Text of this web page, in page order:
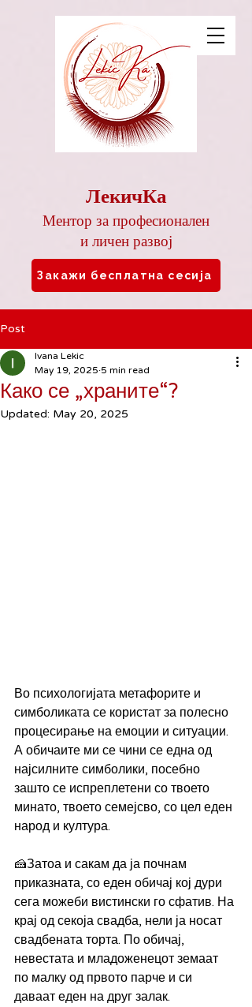
ЛекичКа
Ментор за професионален
и личен развој
Закажи бесплатна сесија
Post
Како се „храните“?
Ivana Lekic
May 19, 2025 5 min read
Updated: May 20, 2025
Во психологијата метафорите и
симболиката се користат за полесно
процесирање на емоции и ситуации.
А обичаите ми се чини се една од
најсилните симболики, посебно
зашто се испреплетени со твоето
минато, твоето семејсво, со цел еден
народ и култура.
🍰Затоа и сакам да ја почнам
приказната, со еден обичај кој дури
сега можеби вистински го сфатив. На
крај од секоја свадба, нели ја носат
свадбената торта. По обичај,
невестата и младоженецот земаат
по малку од првото парче и си
даваат еден на друг залак.